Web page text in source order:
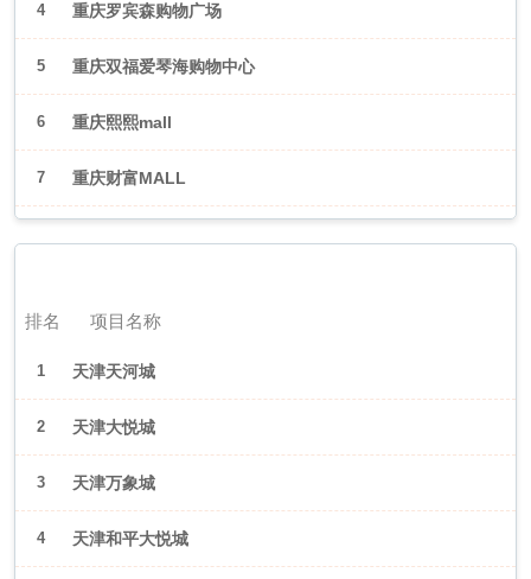
4 重庆罗宾森购物广场
5 重庆双福爱琴海购物中心
6 重庆熙熙mall
7 重庆财富MALL
排名 项目名称
1 天津天河城
2 天津大悦城
3 天津万象城
4 天津和平大悦城